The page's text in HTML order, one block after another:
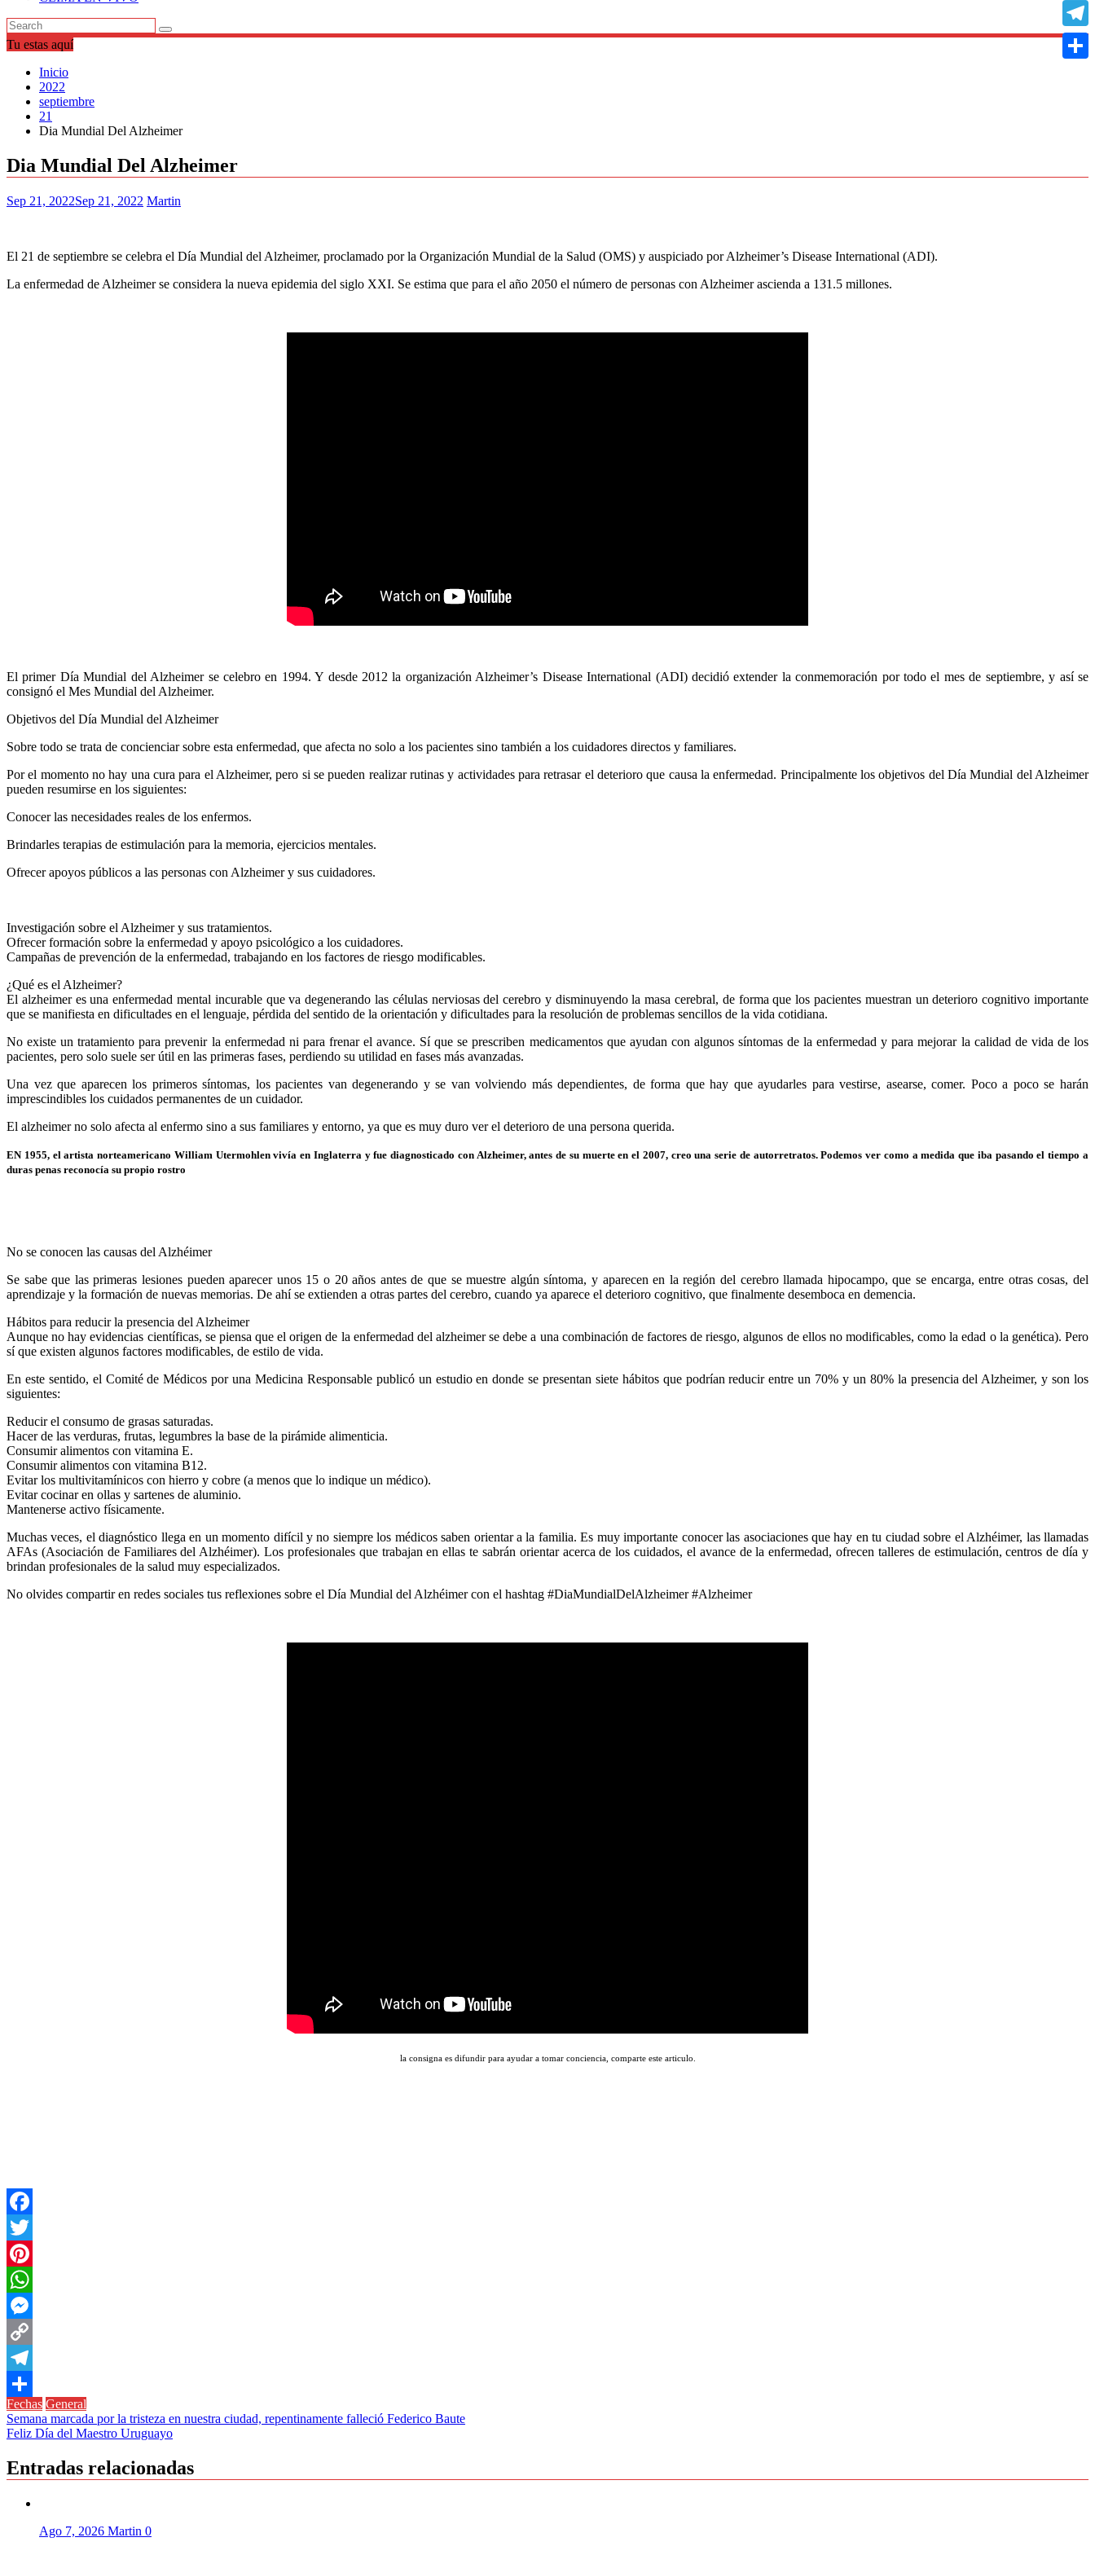
Tu estas aquí
Inicio
2022
septiembre
21
Dia Mundial Del Alzheimer
Dia Mundial Del Alzheimer
Sep 21, 2022Sep 21, 2022 Martin
El 21 de septiembre se celebra el Día Mundial del Alzheimer, proclamado por la Organización Mundial de la Salud (OMS) y auspiciado por Alzheimer’s Disease International (ADI).
La enfermedad de Alzheimer se considera la nueva epidemia del siglo XXI. Se estima que para el año 2050 el número de personas con Alzheimer ascienda a 131.5 millones.
El primer Día Mundial del Alzheimer se celebro en 1994. Y desde 2012 la organización Alzheimer’s Disease International (ADI) decidió extender la conmemoración por todo el mes de septiembre, y así se
consignó el Mes Mundial del Alzheimer.
Objetivos del Día Mundial del Alzheimer
Sobre todo se trata de concienciar sobre esta enfermedad, que afecta no solo a los pacientes sino también a los cuidadores directos y familiares.
Por el momento no hay una cura para el Alzheimer, pero si se pueden realizar rutinas y actividades para retrasar el deterioro que causa la enfermedad. Principalmente los objetivos del Día Mundial del Alzheimer
pueden resumirse en los siguientes:
Conocer las necesidades reales de los enfermos.
Brindarles terapias de estimulación para la memoria, ejercicios mentales.
Ofrecer apoyos públicos a las personas con Alzheimer y sus cuidadores.
Investigación sobre el Alzheimer y sus tratamientos.
Ofrecer formación sobre la enfermedad y apoyo psicológico a los cuidadores.
Campañas de prevención de la enfermedad, trabajando en los factores de riesgo modificables.
¿Qué es el Alzheimer?
El alzheimer es una enfermedad mental incurable que va degenerando las células nerviosas del cerebro y disminuyendo la masa cerebral, de forma que los pacientes muestran un deterioro cognitivo importante
que se manifiesta en dificultades en el lenguaje, pérdida del sentido de la orientación y dificultades para la resolución de problemas sencillos de la vida cotidiana.
No existe un tratamiento para prevenir la enfermedad ni para frenar el avance. Sí que se prescriben medicamentos que ayudan con algunos síntomas de la enfermedad y para mejorar la calidad de vida de los
pacientes, pero solo suele ser útil en las primeras fases, perdiendo su utilidad en fases más avanzadas.
Una vez que aparecen los primeros síntomas, los pacientes van degenerando y se van volviendo más dependientes, de forma que hay que ayudarles para vestirse, asearse, comer. Poco a poco se harán
imprescindibles los cuidados permanentes de un cuidador.
El alzheimer no solo afecta al enfermo sino a sus familiares y entorno, ya que es muy duro ver el deterioro de una persona querida.
EN 1955, el artista norteamericano William Utermohlen vivía en Inglaterra y fue diagnosticado con Alzheimer, antes de su muerte en el 2007, creo una serie de autorretratos. Podemos ver como a medida que iba pasando el tiempo a
duras penas reconocía su propio rostro
No se conocen las causas del Alzhéimer
Se sabe que las primeras lesiones pueden aparecer unos 15 o 20 años antes de que se muestre algún síntoma, y aparecen en la región del cerebro llamada hipocampo, que se encarga, entre otras cosas, del
aprendizaje y la formación de nuevas memorias. De ahí se extienden a otras partes del cerebro, cuando ya aparece el deterioro cognitivo, que finalmente desemboca en demencia.
Hábitos para reducir la presencia del Alzheimer
Aunque no hay evidencias científicas, se piensa que el origen de la enfermedad del alzheimer se debe a una combinación de factores de riesgo, algunos de ellos no modificables, como la edad o la genética). Pero
sí que existen algunos factores modificables, de estilo de vida.
En este sentido, el Comité de Médicos por una Medicina Responsable publicó un estudio en donde se presentan siete hábitos que podrían reducir entre un 70% y un 80% la presencia del Alzheimer, y son los
siguientes:
Reducir el consumo de grasas saturadas.
Hacer de las verduras, frutas, legumbres la base de la pirámide alimenticia.
Consumir alimentos con vitamina E.
Consumir alimentos con vitamina B12.
Evitar los multivitamínicos con hierro y cobre (a menos que lo indique un médico).
Evitar cocinar en ollas y sartenes de aluminio.
Mantenerse activo físicamente.
Muchas veces, el diagnóstico llega en un momento difícil y no siempre los médicos saben orientar a la familia. Es muy importante conocer las asociaciones que hay en tu ciudad sobre el Alzhéimer, las llamadas
AFAs (Asociación de Familiares del Alzhéimer). Los profesionales que trabajan en ellas te sabrán orientar acerca de los cuidados, el avance de la enfermedad, ofrecen talleres de estimulación, centros de día y
brindan profesionales de la salud muy especializados.
No olvides compartir en redes sociales tus reflexiones sobre el Día Mundial del Alzhéimer con el hashtag #DiaMundialDelAlzheimer #Alzheimer
la consigna es difundir para ayudar a tomar conciencia, comparte este articulo.
Facebook
Twitter
Pinterest
WhatsApp
Messenger
Copy
Link
Telegram
Compartir
Fechas General
Navegación
de
entradas
Semana marcada por la tristeza en nuestra ciudad, repentinamente falleció Federico Baute
Feliz Día del Maestro Uruguayo
Entradas relacionadas
Ago 7, 2026 Martin 0
Copy
Link